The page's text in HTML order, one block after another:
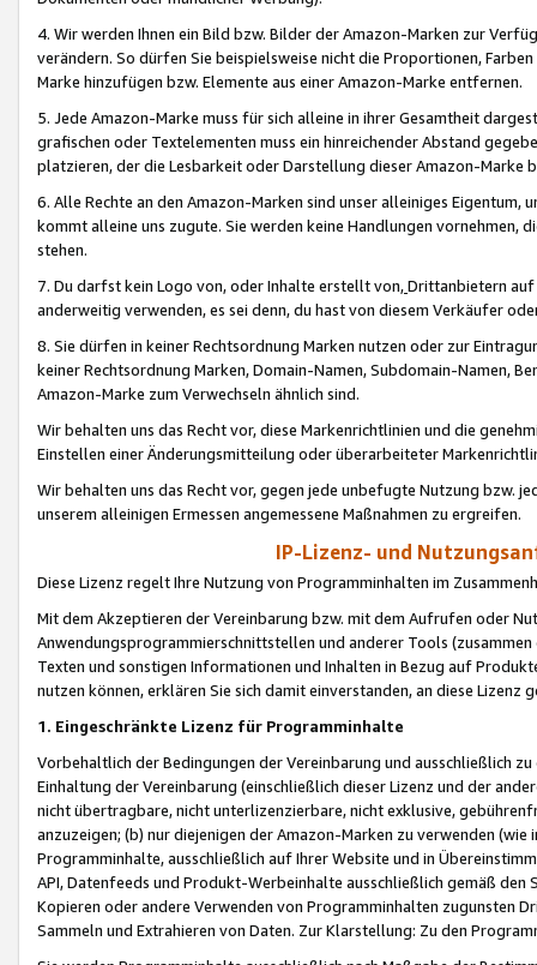
4. Wir werden Ihnen ein Bild bzw. Bilder der Amazon-Marken zur
verändern. So dürfen Sie beispielsweise nicht die Proportionen,
Marke hinzufügen bzw. Elemente aus einer Amazon-Marke entfernen.
5. Jede Amazon-Marke muss für sich alleine in ihrer Gesamtheit
grafischen oder Textelementen muss ein hinreichender Abstand
platzieren, der die Lesbarkeit oder Darstellung dieser Amazon-Marke
6. Alle Rechte an den Amazon-Marken sind unser alleiniges
kommt alleine uns zugute. Sie werden keine Handlungen vornehmen,
stehen.
7. Du darfst kein Logo von, oder Inhalte erstellt von,Drittanbietern auf
anderweitig verwenden, es sei denn, du hast von diesem Verkäufer
8. Sie dürfen in keiner Rechtsordnung Marken nutzen oder zur
keiner Rechtsordnung Marken, Domain-Namen, Subdomain-Namen,
Amazon-Marke zum Verwechseln ähnlich sind.
Wir behalten uns das Recht vor, diese Markenrichtlinien und die
Einstellen einer Änderungsmitteilung oder überarbeiteter
Wir behalten uns das Recht vor, gegen jede unbefugte Nutzung bzw.
unserem alleinigen Ermessen angemessene Maßnahmen zu ergreifen.
IP-Lizenz- und
Diese Lizenz regelt Ihre Nutzung von Programminhalten im
Mit dem Akzeptieren der Vereinbarung bzw. mit dem Aufrufen oder
Anwendungsprogrammierschnittstellen und anderer Tools (zusammen
Texten und sonstigen Informationen und Inhalten in Bezug auf
nutzen können, erklären Sie sich damit einverstanden, an diese Lizenz
1. Eingeschränkte Lizenz für Programminhalte
Vorbehaltlich der Bedingungen der Vereinbarung und ausschließlich
Einhaltung der Vereinbarung (einschließlich dieser Lizenz und der
nicht übertragbare, nicht unterlizenzierbare, nicht exklusive,
anzuzeigen; (b) nur diejenigen der Amazon-Marken zu verwenden
Programminhalte, ausschließlich auf Ihrer Website und in
API, Datenfeeds und Produkt-Werbeinhalte ausschließlich gemäß
Kopieren oder andere Verwenden von Programminhalten zugunsten
Sammeln und Extrahieren von Daten. Zur Klarstellung: Zu den